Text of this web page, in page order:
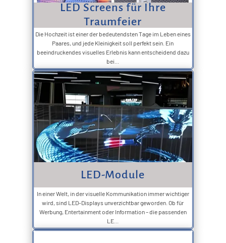
LED Screens für Ihre
Traumfeier
Die Hochzeit ist einer der bedeutendsten Tage im Leben eines
Paares, und jede Kleinigkeit soll perfekt sein. Ein
beeindruckendes visuelles Erlebnis kann entscheidend dazu
bei...
LED-Module
In einer Welt, in der visuelle Kommunikation immer wichtiger
wird, sind LED-Displays unverzichtbar geworden. Ob für
Werbung, Entertainment oder Information – die passenden
LE...